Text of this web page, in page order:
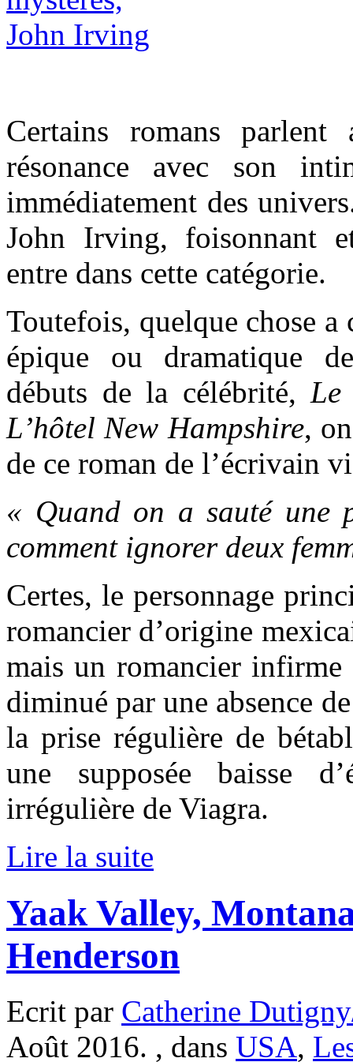
Certains romans
résonance avec son
immédiatement des
John Irving, foisonnant
entre dans cette catégorie.
Toutefois, quelque chose
épique ou dramatique
débuts de la célébrité, Le
L’hôtel New Hampshire,
de ce roman de l’écrivain
« Quand on a sauté une
comment ignorer deux
Certes, le personnage
romancier d’origine
mais un romancier infirme
diminué par une absence
la prise régulière de
une supposée baisse
irrégulière de Viagra.
Lire la suite
Yaak Valley,
Henderson
Ecrit par Catherine
Août 2016. , dans USA,